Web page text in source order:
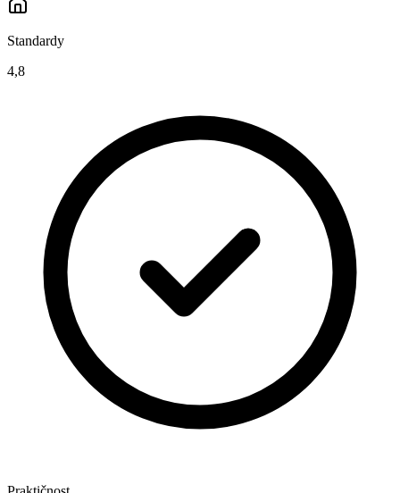
Standardy
4,8